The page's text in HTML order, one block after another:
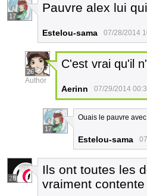
17
Pauvre alex lui
Estelou-sama 07/28/2014
26
Author
C'est vrai qu'il
Aerinn 07/29/2014
17
Ouais le pauvre
Estelou-sama
28
Ils ont toutes les
vraiment